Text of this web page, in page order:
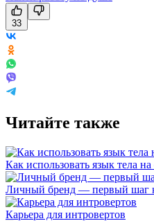
33
Читайте также
Как использовать язык тела
Личный бренд — первый шаг
Карьера для интровертов